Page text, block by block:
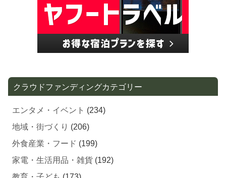
エンタメ・イベント(234)
地域・街づくり(206)
外食産業・フード(199)
家電・生活用品・雑貨(192)
教育・子ども(173)